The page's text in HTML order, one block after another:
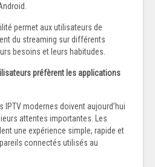
permet aux utilisateurs de
du streaming sur différents
besoins et leurs habitudes.
préfèrent les applications
IPTV modernes doivent aujourd’hui
attentes importantes. Les
une expérience simple, rapide et
connectés utilisés au